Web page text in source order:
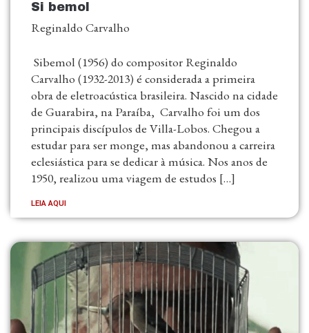
Si bemol
Reginaldo Carvalho
Sibemol (1956) do compositor Reginaldo
Carvalho (1932-2013) é considerada a primeira
obra de eletroacústica brasileira. Nascido na cidade
de Guarabira, na Paraíba, Carvalho foi um dos
principais discípulos de Villa-Lobos. Chegou a
estudar para ser monge, mas abandonou a carreira
eclesiástica para se dedicar à música. Nos anos de
1950, realizou uma viagem de estudos […]
LEIA AQUI